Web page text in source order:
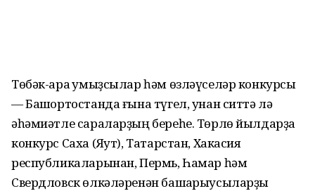
Төбәк-ара ҡумыҙсылар һәм өзләүселәр конкурсы
— Башҡортостанда ғына түгел, унан ситтә лә
әһәмиәтле сараларҙың береһе. Төрлө йылдарҙа
конкурс Саха (Яҡут), Татарстан, Хакасия
республикаларынан, Пермь, Һамар һәм
Свердловск өлкәләренән башҡарыусыларҙы